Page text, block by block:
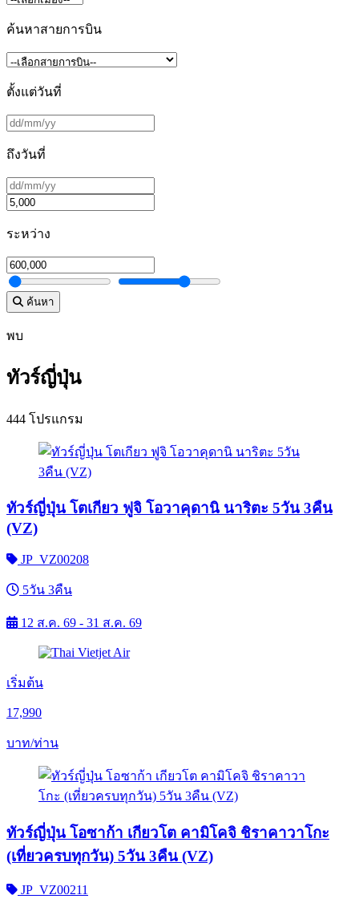
ค้นหาสายการบิน
ตั้งแต่วันที่
ถึงวันที่
ระหว่าง
ค้นหา
พบ
ทัวร์ญี่ปุ่น
444 โปรแกรม
ทัวร์ญี่ปุ่น โตเกียว ฟูจิ โอวาคุดานิ นาริตะ 5วัน 3คืน
(VZ)
JP_VZ00208
5วัน 3คืน
12 ส.ค. 69 - 31 ส.ค. 69
เริ่มต้น
17,990
บาท/ท่าน
ทัวร์ญี่ปุ่น โอซาก้า เกียวโต คามิโคจิ ชิราคาวาโกะ
(เที่ยวครบทุกวัน) 5วัน 3คืน (VZ)
JP_VZ00211